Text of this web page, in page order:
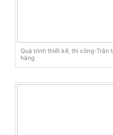
Quá trình thiết kế, thi công-Trân
hàng